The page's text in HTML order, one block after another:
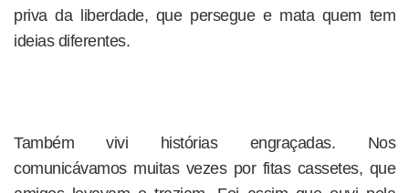
priva da liberdade, que persegue e mata quem tem
ideias diferentes.
Também vivi histórias engraçadas. Nos
comunicávamos muitas vezes por fitas cassetes, que